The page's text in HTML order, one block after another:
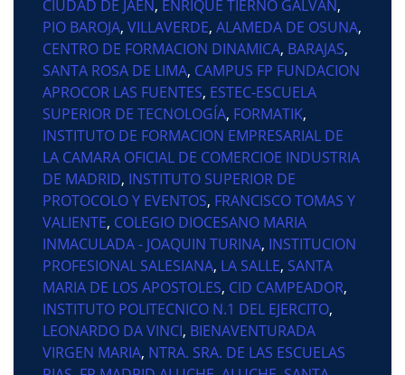
CIUDAD DE JAEN, ENRIQUE TIERNO GALVAN,
PIO BAROJA, VILLAVERDE, ALAMEDA DE OSUNA,
CENTRO DE FORMACION DINAMICA, BARAJAS,
SANTA ROSA DE LIMA, CAMPUS FP FUNDACION
APROCOR LAS FUENTES, ESTEC-ESCUELA
SUPERIOR DE TECNOLOGÍA, FORMATIK,
INSTITUTO DE FORMACION EMPRESARIAL DE
LA CAMARA OFICIAL DE COMERCIOE INDUSTRIA
DE MADRID, INSTITUTO SUPERIOR DE
PROTOCOLO Y EVENTOS, FRANCISCO TOMAS Y
VALIENTE, COLEGIO DIOCESANO MARIA
INMACULADA - JOAQUIN TURINA, INSTITUCION
PROFESIONAL SALESIANA, LA SALLE, SANTA
MARIA DE LOS APOSTOLES, CID CAMPEADOR,
INSTITUTO POLITECNICO N.1 DEL EJERCITO,
LEONARDO DA VINCI, BIENAVENTURADA
VIRGEN MARIA, NTRA. SRA. DE LAS ESCUELAS